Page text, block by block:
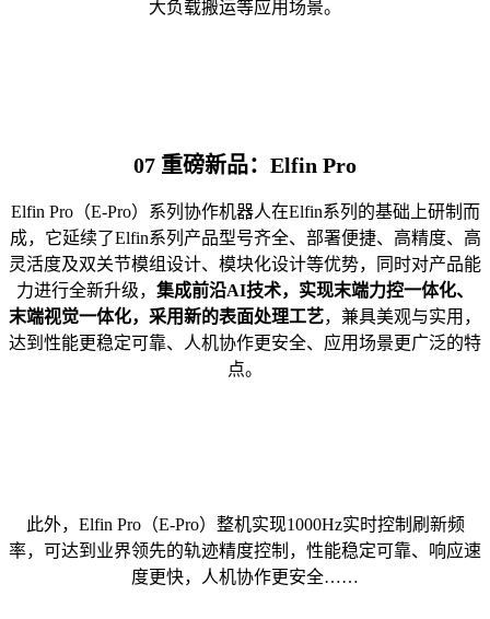
大负载搬运等应用场景。
07 重磅新品：Elfin Pro
Elfin Pro（E-Pro）系列协作机器人在Elfin系列的基础上研制而
成，它延续了Elfin系列产品型号齐全、部署便捷、高精度、高
灵活度及双关节模组设计、模块化设计等优势，同时对产品能
力进行全新升级， 集成前沿AI技术，实现末端力控一体化、
末端视觉一体化，采用新的表面处理工艺，兼具美观与实用，
达到性能更稳定可靠、人机协作更安全、应用场景更广泛的特
点。
此外，Elfin Pro（E-Pro）整机实现1000Hz实时控制刷新频
率，可达到业界领先的轨迹精度控制，性能稳定可靠、响应速
度更快，人机协作更安全……